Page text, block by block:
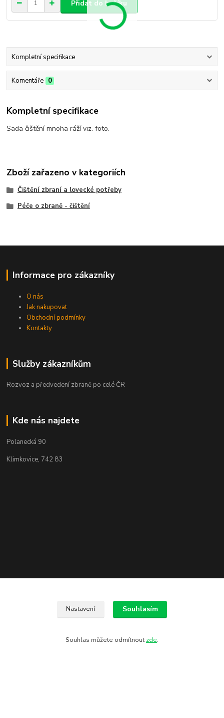
Přidat do košíku
Kompletní specifikace
Komentáře 0
Kompletní specifikace
Sada čištění mnoha ráží viz. foto.
Zboží zařazeno v kategoriích
Čištění zbraní a lovecké potřeby
Péče o zbraně - čištění
Informace pro zákazníky
O nás
Jak nakupovat
Obchodní podmínky
Kontakty
Služby zákazníkům
Rozvoz a předvedení zbraně po celé ČR
Kde nás najdete
Polanecká 90
Klimkovice, 742 83
Nastavení Souhlasím
Souhlas můžete odmítnout zde.